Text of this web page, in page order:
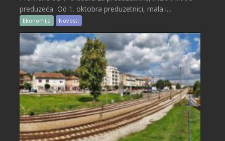
preduzeća Od 1. oktobra preduzetnici, mala i...
Ekonomija Novosti